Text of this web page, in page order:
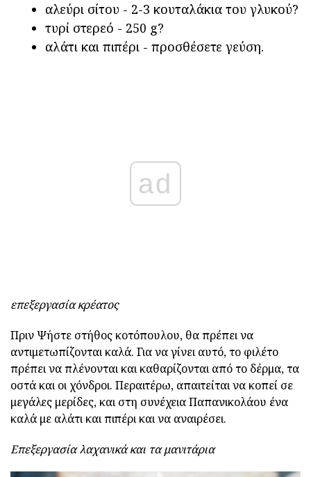
αλεύρι σίτου - 2-3 κουταλάκια του γλυκού?
τυρί στερεό - 250 g?
αλάτι και πιπέρι - προσθέσετε γεύση.
ad
επεξεργασία κρέατος
Πριν Ψήστε στήθος κοτόπουλου, θα πρέπει να
αντιμετωπίζονται καλά. Για να γίνει αυτό, το φιλέτο
πρέπει να πλένονται και καθαρίζονται από το δέρμα, τα
οστά και οι χόνδροι. Περαιτέρω, απαιτείται να κοπεί σε
μεγάλες μερίδες, και στη συνέχεια Παπανικολάου ένα
καλά με αλάτι και πιπέρι και να αναιρέσει.
Επεξεργασία λαχανικά και τα μανιτάρια